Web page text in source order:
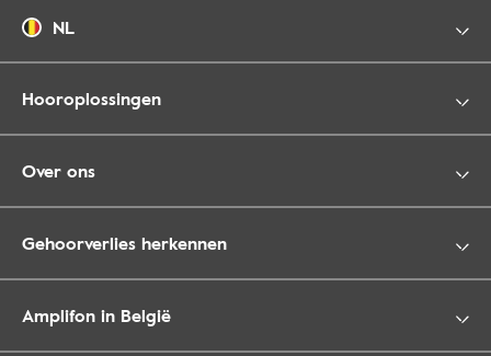
NL
Hooroplossingen
Over ons
Gehoorverlies herkennen
Amplifon in België